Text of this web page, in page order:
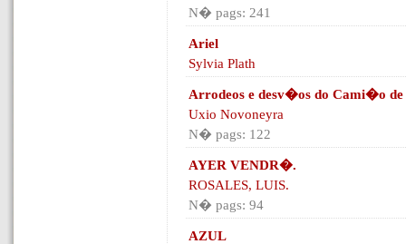
N� pags: 241
Ariel
Sylvia Plath
Arrodeos e desv�os do Cami�o de
Uxio Novoneyra
N� pags: 122
AYER VENDR�.
ROSALES, LUIS.
N� pags: 94
AZUL